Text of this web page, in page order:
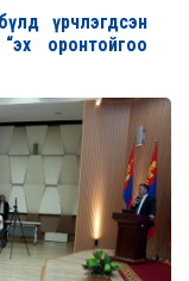
үрчлэгдсэн
оронтойгоо